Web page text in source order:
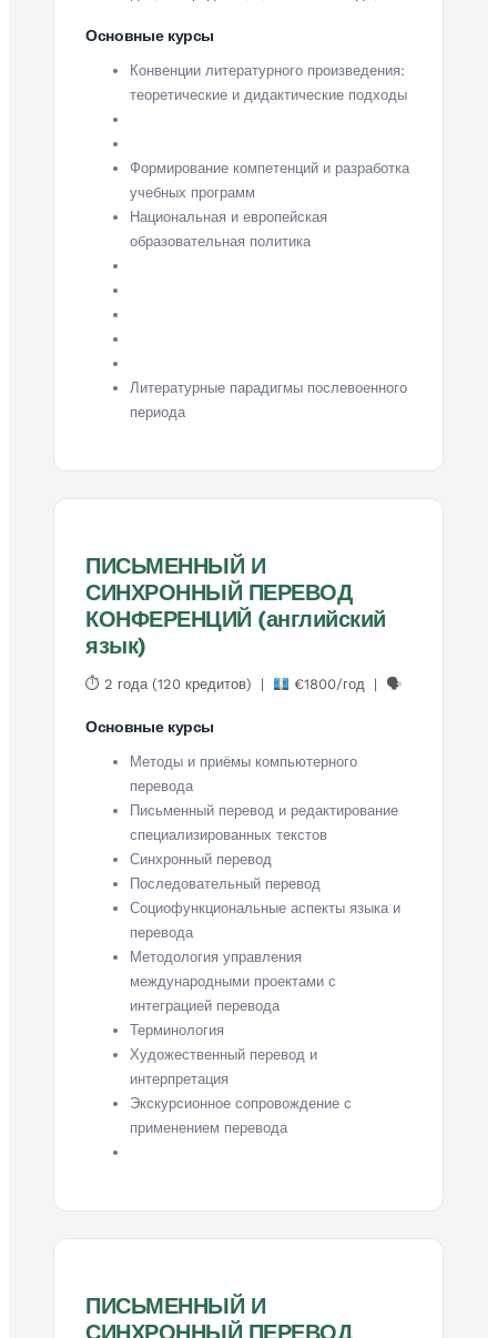
Основные курсы
Конвенции литературного произведения:
теоретические и дидактические подходы
Формирование компетенций и разработка
учебных программ
Национальная и европейская
образовательная политика
Литературные парадигмы послевоенного
периода
ПИСЬМЕННЫЙ И
СИНХРОННЫЙ ПЕРЕВОД
КОНФЕРЕНЦИЙ (английский
язык)
⏱ 2 года (120 кредитов) | €1800/год | 🗣
Основные курсы
Методы и приёмы компьютерного
перевода
Письменный перевод и редактирование
специализированных текстов
Синхронный перевод
Последовательный перевод
Социофункциональные аспекты языка и
перевода
Методология управления
международными проектами с
интеграцией перевода
Терминология
Художественный перевод и
интерпретация
Экскурсионное сопровождение с
применением перевода
ПИСЬМЕННЫЙ И
СИНХРОННЫЙ ПЕРЕВОД